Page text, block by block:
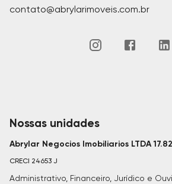
contato@abrylarimoveis.com.br
Nossas unidades
Abrylar Negocios Imobiliarios LTDA
CRECI 24653 J
Administrativo, Financeiro, Jurídico e